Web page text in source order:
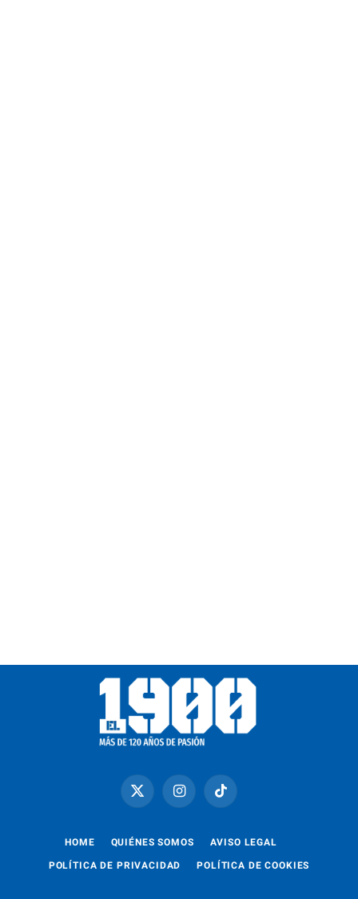
X
(Twitter)
InstagramTikTok
HOME QUIÉNES SOMOS AVISO LEGAL
POLÍTICA DE PRIVACIDAD POLÍTICA DE COOKIES